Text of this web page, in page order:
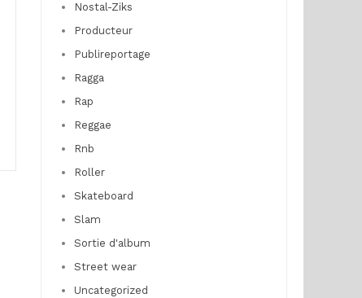
Nostal-Ziks
Producteur
Publireportage
Ragga
Rap
Reggae
Rnb
Roller
Skateboard
Slam
Sortie d'album
Street wear
Uncategorized